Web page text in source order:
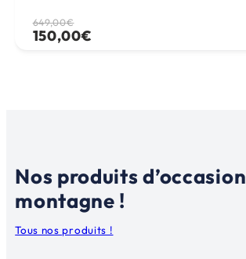
649,00€
Le
prix
150,00€
Le
prix
Nos produits d’occasion
montagne !
Tous nos produits !